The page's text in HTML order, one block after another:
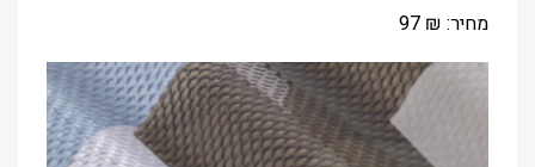
מחיר:
97 ₪